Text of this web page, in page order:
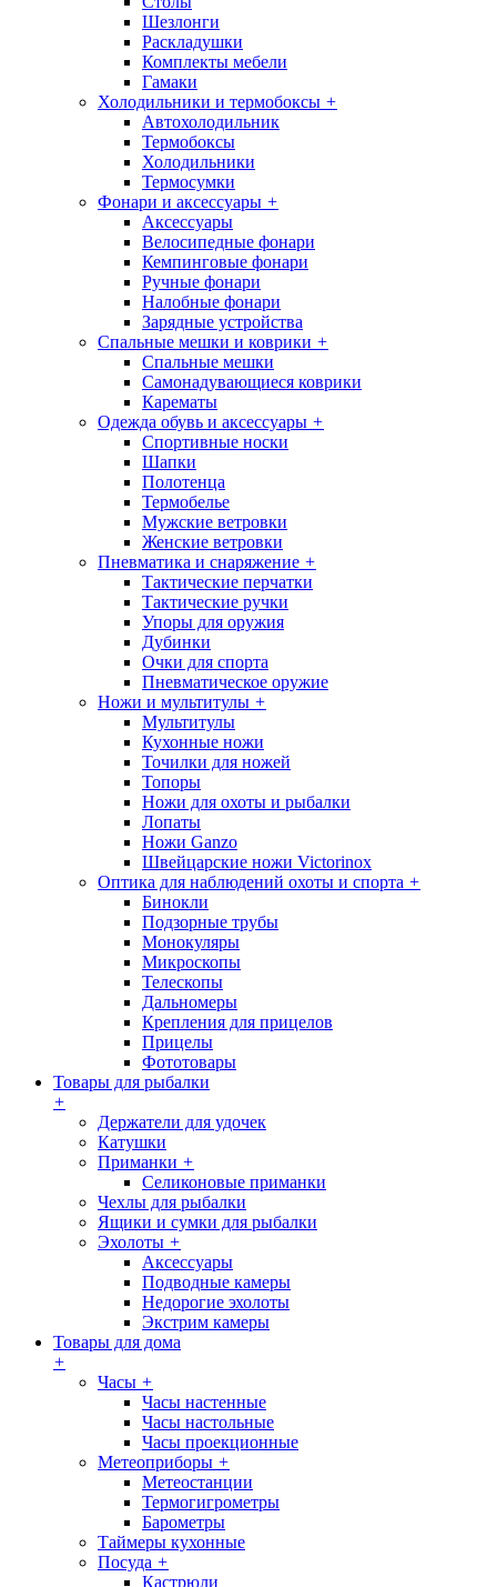
Шезлонги
Раскладушки
Комплекты мебели
Гамаки
Холодильники и термобоксы +
Автохолодильник
Термобоксы
Холодильники
Термосумки
Фонари и аксессуары +
Аксессуары
Велосипедные фонари
Кемпинговые фонари
Ручные фонари
Налобные фонари
Зарядные устройства
Спальные мешки и коврики +
Спальные мешки
Самонадувающиеся коврики
Карематы
Одежда обувь и аксессуары +
Спортивные носки
Шапки
Полотенца
Термобелье
Мужские ветровки
Женские ветровки
Пневматика и снаряжение +
Тактические перчатки
Тактические ручки
Упоры для оружия
Дубинки
Очки для спорта
Пневматическое оружие
Ножи и мультитулы +
Мультитулы
Кухонные ножи
Точилки для ножей
Топоры
Ножи для охоты и рыбалки
Лопаты
Ножи Ganzo
Швейцарские ножи Victorinox
Оптика для наблюдений охоты и спорта +
Бинокли
Подзорные трубы
Монокуляры
Микроскопы
Телескопы
Дальномеры
Крепления для прицелов
Прицелы
Фототовары
Товары для рыбалки
+
Держатели для удочек
Катушки
Приманки +
Селиконовые приманки
Чехлы для рыбалки
Ящики и сумки для рыбалки
Эхолоты +
Аксессуары
Подводные камеры
Недорогие эхолоты
Экстрим камеры
Товары для дома
+
Часы +
Часы настенные
Часы настольные
Часы проекционные
Метеоприборы +
Метеостанции
Термогигрометры
Барометры
Таймеры кухонные
Посуда +
Кастрюли